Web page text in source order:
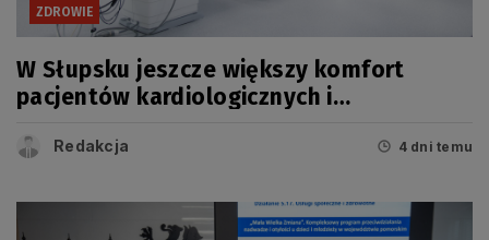
ZDROWIE
W Słupsku jeszcze większy komfort
pacjentów kardiologicznych i
Redakcja 4 dni temu